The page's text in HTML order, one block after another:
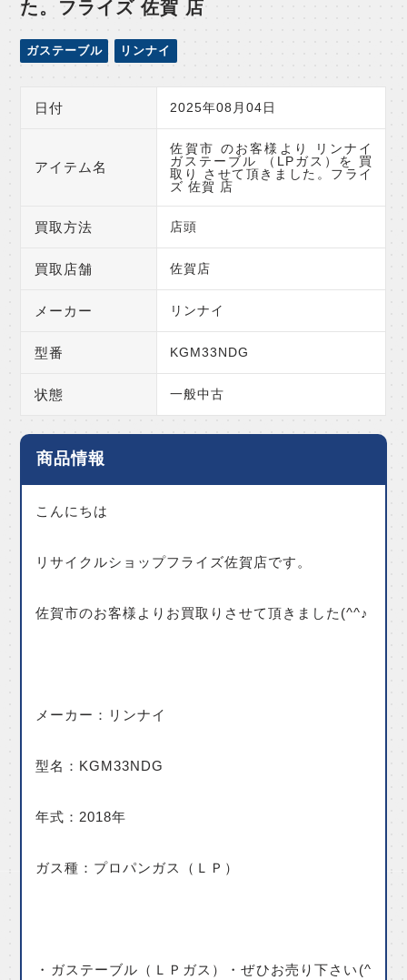
た。フライズ 佐賀 店
ガステーブル リンナイ
日付 2025年08月04日
アイテム名
佐賀市 のお客様より リンナイ
ガステーブル （LPガス）を 買
取り させて頂きました。フライ
ズ 佐賀 店
買取方法 店頭
買取店舗 佐賀店
メーカー リンナイ
型番 KGM33NDG
状態 一般中古
商品情報
こんにちは
リサイクルショップフライズ佐賀店です。
佐賀市のお客様よりお買取りさせて頂きました(^^♪
メーカー：リンナイ
型名：KGM33NDG
年式：2018年
ガス種：プロパンガス（ＬＰ）
・ガステーブル（ＬＰガス）・ぜひお売り下さい(^